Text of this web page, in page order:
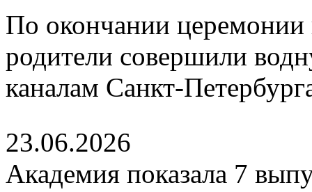
По окончании церемонии
родители совершили
каналам Санкт-
23.06.2026
Академия показала 7